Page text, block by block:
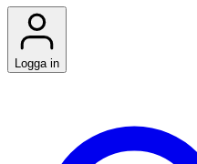
Logga in